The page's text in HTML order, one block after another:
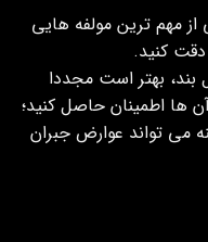
مهم ترین مولفه هایی
کنید.
بند، بهتر است مجددا
ها اطمینان حاصل کنید؛
می تواند عوارض جبران